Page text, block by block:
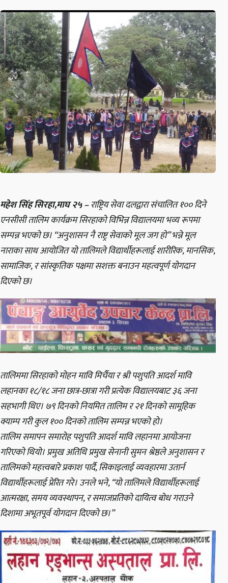
महेश सिंह सिरहा,माघ २५ –राष्ट्रिय सेवा दलद्वारा संचालित १०० दिने
एनसीसी तालिम कार्यक्रम सिरहाको विभिन्न विद्यालयमा भव्य रूपमा
सम्पन्न भएको छ। “अनुशासन नै राष्ट्र सेवाको मूल जग हो” भन्ने मूल
नाराका साथ आयोजित यो तालिमले विद्यार्थीहरूलाई शारीरिक, मानसिक,
सामाजिक, र सांस्कृतिक पक्षमा सशक्त बनाउन महत्वपूर्ण योगदान
दिएको छ।
तालिममा सिरहाको मोहन मावि मिर्चैया र श्री पशुपति आदर्श मावि
लहानका१८/१८जना छात्र-छात्रा गरी प्रत्येक विद्यालयबाट ३६ जना
सहभागी थिए। ७९ दिनको नियमित तालिम र २१ दिनको सामूहिक
क्याम्प गरी कुल १०० दिनको तालिम सम्पन्न भएको हो।
तालिम समापन समारोह पशुपति आदर्श मावि लहानमा आयोजना
गरिएको थियो। प्रमुख अतिथि प्रमुख सेनानी सुमन श्रेष्ठले अनुशासन र
तालिमको महत्त्वबारे प्रकाश पार्दै, सिकाइलाई व्यवहारमा उतार्न
विद्यार्थीहरूलाई प्रेरित गरे। उनले भने, “यो तालिमले विद्यार्थीहरूलाई
आत्मरक्षा, समय व्यवस्थापन, र समाजप्रतिको दायित्व बोध गराउने
दिशामा अभूतपूर्व योगदान दिएको छ।”